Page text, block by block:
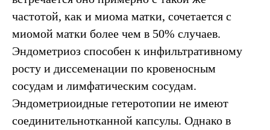
частотой, как и миома матки, сочетается с
миомой матки более чем в 50% случаев.
Эндометриоз способен к инфильтративному
росту и диссеменации по кровеносным
сосудам и лимфатическим сосудам.
Эндометриоидные гетеротопии не имеют
соединительнотканной капсулы. Однако в